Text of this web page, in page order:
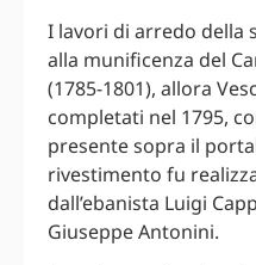
I lavori di arredo della
alla munificenza del
(1785-1801), allora
completati nel 1795,
presente sopra il
rivestimento fu
dall’ebanista Luigi
Giuseppe Antonini.